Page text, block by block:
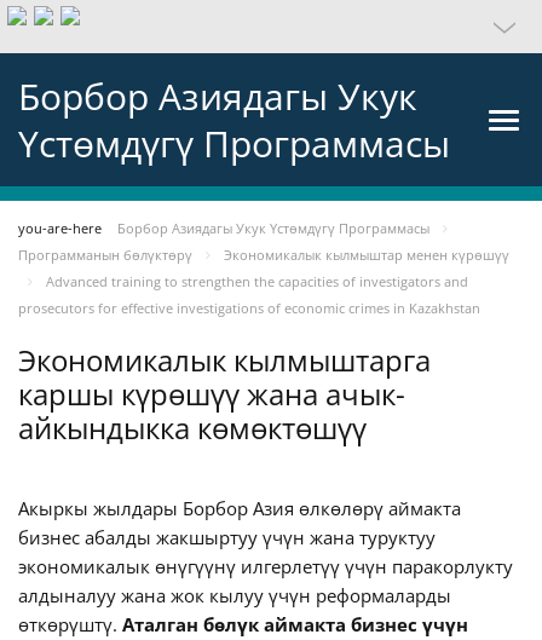
Борбор Азиядагы Укук
Үстөмдүгү Программасы
you-are-here
Борбор Азиядагы Укук Үстөмдүгү Программасы
Программанын бөлүктөрү
Экономикалык кылмыштар менен күрөшүү
Advanced training to strengthen the capacities of investigators and
prosecutors for effective investigations of economic crimes in Kazakhstan
Экономикалык кылмыштарга
каршы күрөшүү жана ачык-
айкындыкка көмөктөшүү
Акыркы жылдары Борбор Азия өлкөлөрү аймакта
бизнес абалды жакшыртуу үчүн жана туруктуу
экономикалык өнүгүүнү илгерлетүү үчүн паракорлукту
алдыналуу жана жок кылуу үчүн реформаларды
өткөрүштү. Аталган бөлүк аймакта бизнес үчүн